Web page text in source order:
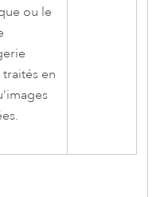
ou le
en